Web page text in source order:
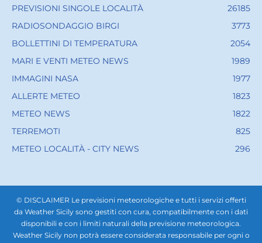
PREVISIONI SINGOLE LOCALITÀ
26185
RADIOSONDAGGIO BIRGI
3773
BOLLETTINI DI TEMPERATURA
2054
MARI E VENTI METEO NEWS
1989
IMMAGINI NASA
1977
ALLERTE METEO
1823
METEO NEWS
1822
TERREMOTI
825
METEO LOCALITÀ - CITY NEWS
296
© DISCLAIMER Le previsioni meteorologiche e tutti i servizi offerti
da Weather Sicily sono gestiti con cura, compatibilmente con i dati
disponibili e con i limiti naturali della previsione meteorologica.
Weather Sicily non potrà essere considerata responsabile per ogni o